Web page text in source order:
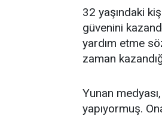
32 yaşındaki
güvenini
yardım etme
zaman
Yunan
yapıyormuş.